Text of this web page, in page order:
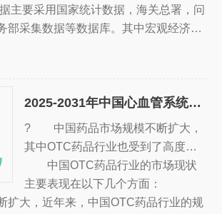
场发展环境、盐酸小檗碱整体运行态势
酸小檗碱行业市场运行的现状，然后介
场竞争格局。随后，报告对盐酸小檗碱
状况分析，最后分析了盐酸小檗碱行业
盐酸小檗碱行业，本报告是您不可或缺
主要采用国家统计数据，海关总署，问
部采集数据等数据库。其中宏观经济数
计局，部分行业统计数据主要来自国家
数据，企业数据主要来自于国统计局规
库。
2025-2031年中国心血管系统用药行业运营现状及投资机会分析报告
? 中国药品市场规模不断扩大，
其中OTC药品行业也受到了高度重
视。随着消费者对健康和药品的日益
重视，以及新技术的不断发展，OT
C药品行业的发展也越来越迅速。
中国OTC药品行业的市场现状
主要表现在以下几个方面：
大，近年来，中国OTC药品行业的规